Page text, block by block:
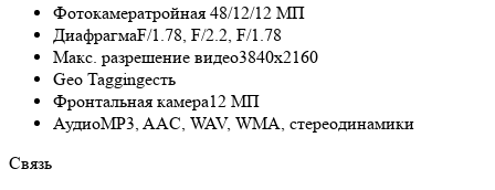
Фотокамератройная 48/12/12 МП
ДиафрагмаF/1.78, F/2.2, F/1.78
Макс. разрешение видео3840x2160
Geo Taggingесть
Фронтальная камера12 МП
АудиоMP3, AAC, WAV, WMA, стереодинамики
Связь